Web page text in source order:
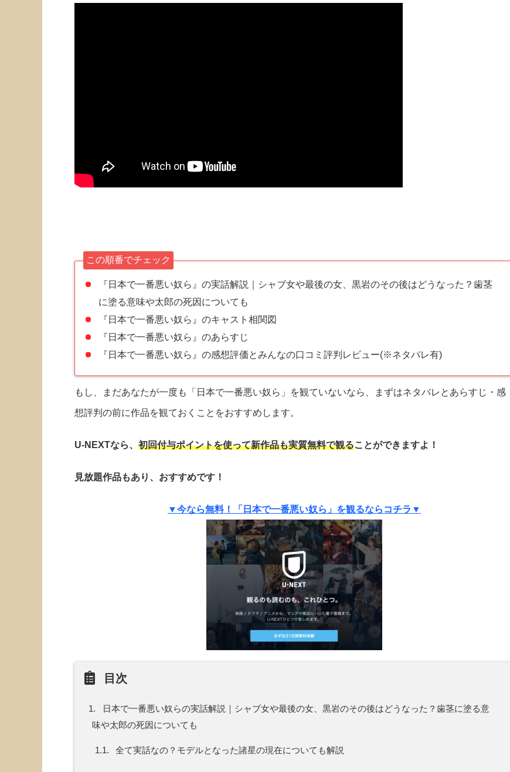
この順番でチェック
『日本で一番悪い奴ら』の実話解説｜シャブ女や最後の女、黒岩のその後はどうなった？歯茎
に塗る意味や太郎の死因についても
『日本で一番悪い奴ら』のキャスト相関図
『日本で一番悪い奴ら』のあらすじ
『日本で一番悪い奴ら』の感想評価とみんなの口コミ評判レビュー(※ネタバレ有)
もし、まだあなたが一度も「日本で一番悪い奴ら」を観ていないなら、まずはネタバレとあらすじ・感
想評判の前に作品を観ておくことをおすすめします。
U-NEXTなら、 初回付与ポイントを使って新作品も実質無料で観ることができますよ！
見放題作品もあり、おすすめです！
▼今なら無料！「日本で一番悪い奴ら」を観るならコチラ▼
目次
1.
日本で一番悪い奴らの実話解説｜シャブ女や最後の女、黒岩のその後はどうなった？歯茎に塗る意
味や太郎の死因についても
1.1. 全て実話なの？モデルとなった諸星の現在についても解説